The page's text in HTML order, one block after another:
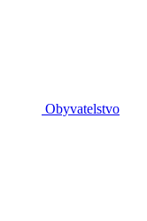
Obyvatelstvo